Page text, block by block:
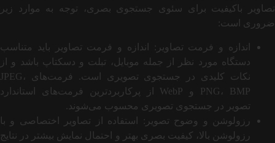
تصاویر باکیفیت برای سئوی جستجوی بصری، توجه به موارد زیر
ضروری است:
اندازه و فرمت تصاویر: اندازه و فرمت تصاویر باید متناسب
دستگاه مورد نظر از جمله موبایل، تبلت و دسکتاپ باشد و از
نکات کلیدی در جستجوی تصویری است. فرمت‌های JPEG،
PNG، BMP و WebP از پرکاربردترین فرمت‌های استاندارد
تصویر در جستجوی تصویری محسوب می‌شوند.
رزولوشن و وضوح تصویر: استفاده از تصاویر اختصاصی و با
رزولوشن بالا، کیفیت بصری بهتر و احتمال نمایش بیشتر در نتایج